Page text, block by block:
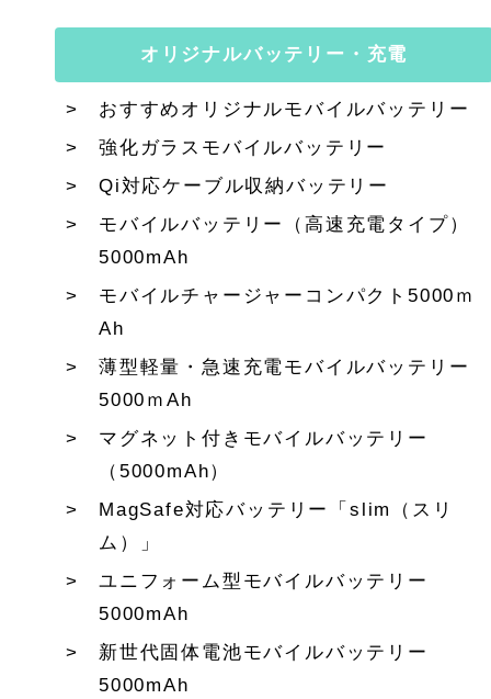
オリジナルバッテリー・充電
おすすめオリジナルモバイルバッテリー
強化ガラスモバイルバッテリー
Qi対応ケーブル収納バッテリー
モバイルバッテリー（高速充電タイプ）
5000mAh
モバイルチャージャーコンパクト5000ｍ
Ah
薄型軽量・急速充電モバイルバッテリー
5000ｍAh
マグネット付きモバイルバッテリー
（5000mAh）
MagSafe対応バッテリー「slim（スリ
ム）」
ユニフォーム型モバイルバッテリー
5000mAh
新世代固体電池モバイルバッテリー
5000mAh